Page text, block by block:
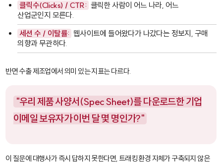
클릭수(Clicks) / CTR: 클릭한 사람이 어느 나라, 어느
산업군인지 모른다.
세션 수 / 이탈률: 웹사이트에 들어왔다가 나갔다는 정보지, 구매
의향과 무관하다.
반면 수출 제조업에서 의미 있는 지표는 다르다.
"우리 제품 사양서(Spec Sheet)를 다운로드한 기업
이메일 보유자가 이번 달 몇 명인가?"
이 질문에 대행사가 즉시 답하지 못한다면, 트래킹 환경 자체가 구축되지 않은